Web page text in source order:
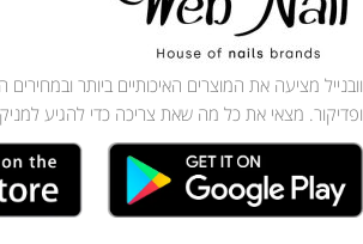
וובנייל מציעה את המוצרים האיכותיים ביותר ובמחירים
ופדיקור. מצאי את כל מה שאת צריכה כדי להגיע